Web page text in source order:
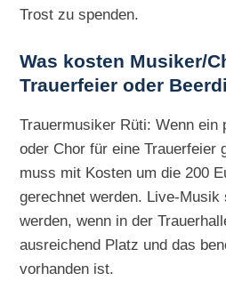
Trost zu spenden.
Was kosten Musiker/
Trauerfeier oder
Trauermusiker Rüti: Wenn
oder Chor für eine Trauerfeier
muss mit Kosten um die 200
gerechnet werden. Live-Musik
werden, wenn in der
ausreichend Platz und das
vorhanden ist.